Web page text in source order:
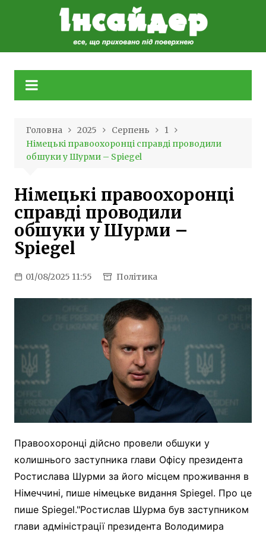
Головна 2025 Серпень
1
Німецькі правоохоронці справді проводили
обшуки у Шурми – Spiegel
Німецькі правоохоронці
справді проводили
обшуки у Шурми –
Spiegel
01/08/2025 11:55 Політика
Правоохоронці дійсно провели обшуки у
колишнього заступника глави Офісу президента
Ростислава Шурми за його місцем проживання в
Німеччині, пише німецьке видання Spiegel. Про це
пише Spiegel."Ростислав Шурма був заступником
глави адміністрації президента Володимира